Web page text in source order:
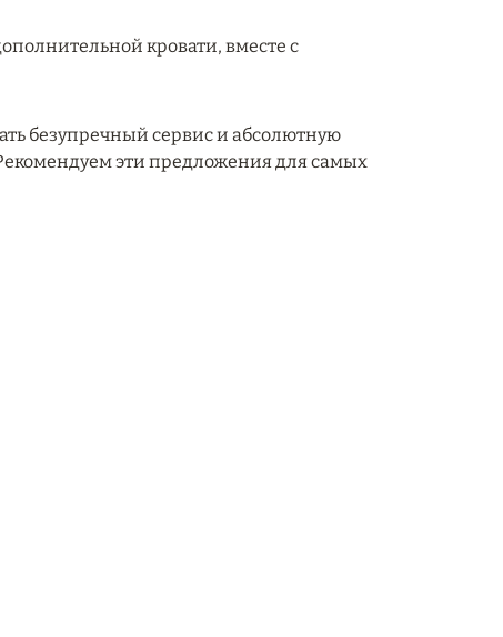
кровати, вместе с
безупречный сервис и абсолютную
эти предложения для самых